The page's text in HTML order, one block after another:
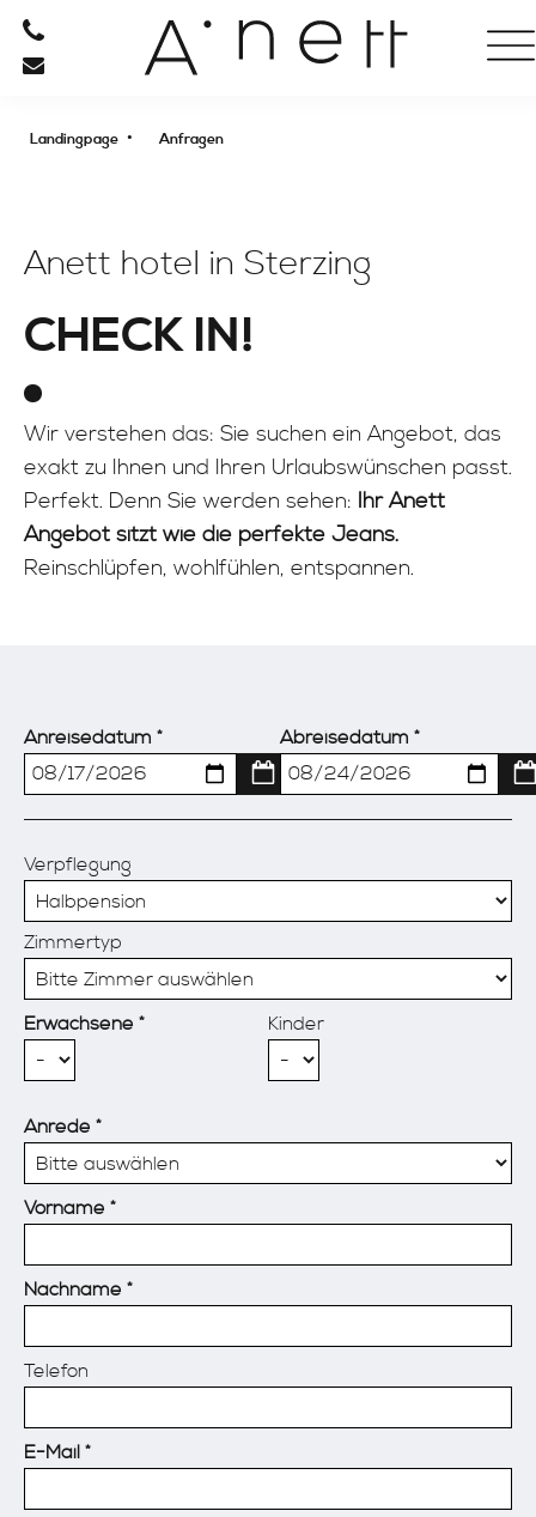
HOTEL
Landingpage • Anfragen
Anett hotel in Sterzing
CHECK IN!
Wir verstehen das: Sie suchen ein Angebot, das
exakt zu Ihnen und Ihren Urlaubswünschen passt.
Perfekt. Denn Sie werden sehen: Ihr Anett
Angebot sitzt wie die perfekte Jeans.
Reinschlüpfen, wohlfühlen, entspannen.
Anreisedatum Abreisedatum
Verpflegung
Zimmertyp
Erwachsene Kinder
Anrede
Vorname
Nachname
Telefon
E-Mail